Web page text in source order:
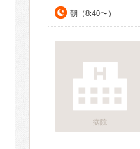
朝（8:40〜）
病院